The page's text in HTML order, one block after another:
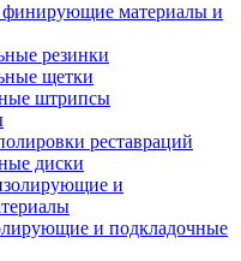
материалы и
резинки
щетки
штрипсы
реставраций
диски
и подкладочные